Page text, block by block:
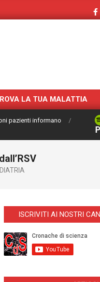
LA TUA MALATTIA
pazienti informano
ISCRIVITI AI NOSTRI